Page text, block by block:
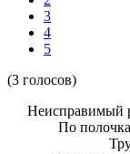
3
4
5
(3 голосов)
Неисправимый
По